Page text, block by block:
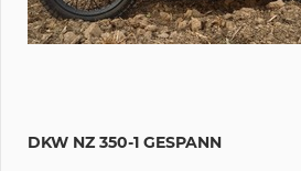
DKW NZ 350-1 GESPANN